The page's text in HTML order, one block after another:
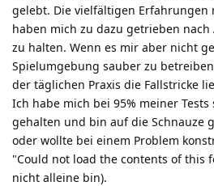
gelebt. Die vielfältigen Erfahrungen
haben mich zu dazu getrieben nach
zu halten. Wenn es mir aber nicht
Spielumgebung sauber zu
der täglichen Praxis die Fallstricke
Ich habe mich bei 95% meiner Tests
gehalten und bin auf die Schnauze
oder wollte bei einem Problem
"Could not load the contents of this
nicht alleine bin).